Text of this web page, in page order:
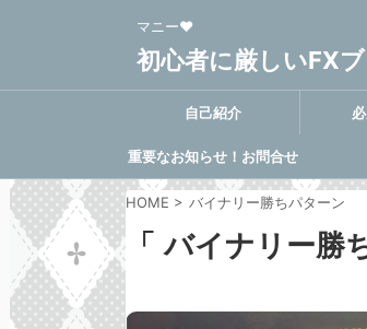
マニー❤
初心者に厳しいFX
自己紹介
重要なお知らせ！お問合せ
に関する決定事項
HOME > バイナリー勝ちパターン
「 バイナリー勝